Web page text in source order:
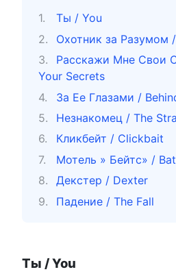
Ты / You
Охотник за Разумом
Расскажи Мне Свои
Your Secrets
За Ее Глазами /
Незнакомец / The
Кликбейт / Clickbait
Мотель » Бейтс» /
Декстер / Dexter
Падение / The Fall
Ты / You